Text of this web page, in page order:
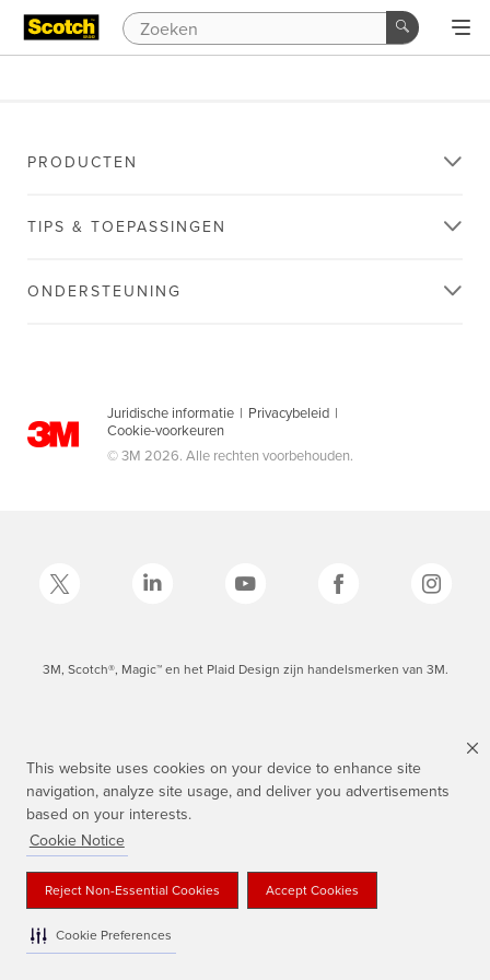
This website uses cookies on your device to enhance site
navigation, analyze site usage, and deliver you advertisements
based on your interests.
Cookie Notice
Reject Non-Essential Cookies Accept Cookies
Cookie Preferences
PRODUCTEN
TIPS & TOEPASSINGEN
ONDERSTEUNING
Juridische informatie | Privacybeleid |
Cookie-voorkeuren
© 3M 2026. Alle rechten voorbehouden.
3M, Scotch®, Magic™ en het Plaid Design zijn handelsmerken van 3M.